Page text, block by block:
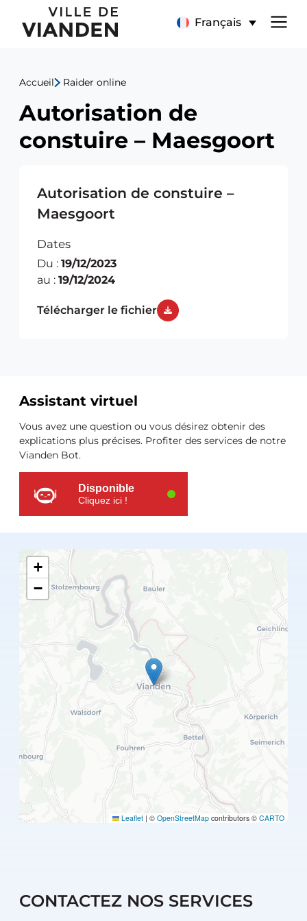
Autorisation
de
constuire
Maesgoort
Français
Menu
navigation
principal
Accueil Raider online
Autorisation de
constuire – Maesgoort
Autorisation de constuire –
Maesgoort
Dates
Du : 19/12/2023
au : 19/12/2024
Télécharger le fichier
Ressources
supplémentaires
Assistant virtuel
Vous avez une question ou vous désirez obtenir des
explications plus précises. Profiter des services de notre
Vianden Bot.
Disponible
Cliquez ici !
+
−
Leaflet | © OpenStreetMap contributors © CARTO
CONTACTEZ NOS SERVICES